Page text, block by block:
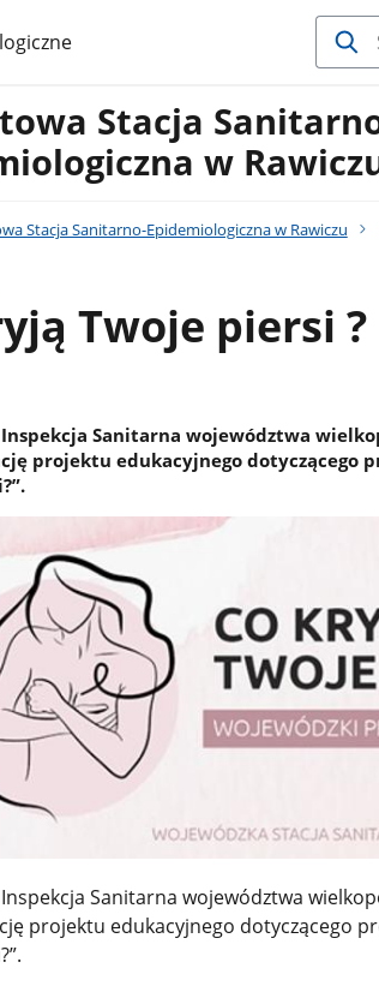
Stacja
w
Stacja Sanitarno-Epidemiologiczna w Rawiczu
Twoje piersi ?
Sanitarna województwa
projektu edukacyjnego dotyczącego
Sanitarna województwa
projektu edukacyjnego dotyczącego